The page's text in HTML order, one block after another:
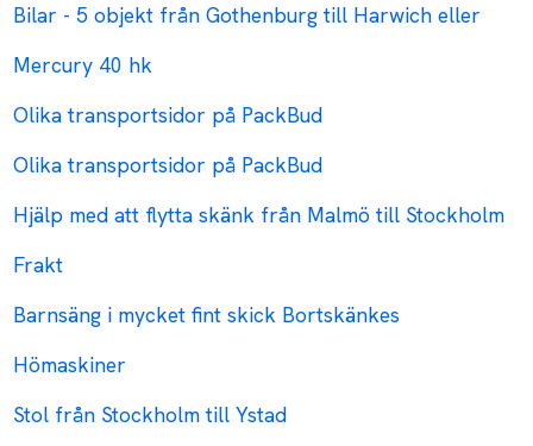
Bilar - 5 objekt från Gothenburg till Harwich eller
Mercury 40 hk
Olika transportsidor på PackBud
Olika transportsidor på PackBud
Hjälp med att flytta skänk från Malmö till Stockholm
Frakt
Barnsäng i mycket fint skick Bortskänkes
Hömaskiner
Stol från Stockholm till Ystad